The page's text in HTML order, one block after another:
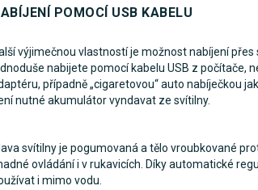
POMOCÍ USB KABELU
výjimečnou vlastností je možnost nabíjení přes
nabijete pomocí kabelu USB z počítače,
případně „cigaretovou“ auto nabíječkou
nutné akumulátor vyndavat ze svítilny.
svítilny je pogumovaná a tělo vroubkované
ovládání i v rukavicích. Díky automatické
i mimo vodu.